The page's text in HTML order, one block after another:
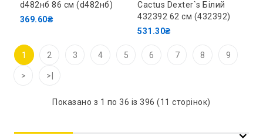
d482нб 86 см (d482нб)
369.60₴
Cactus Dexter`s Білий
432392 62 см (432392)
531.30₴
1 2 3 4 5 6 7 8 9
> >|
Показано з 1 по 36 із 396 (11 сторінок)